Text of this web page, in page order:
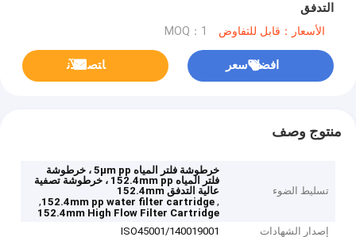
التدفق
الأسعار：قابل للتفاوض MOQ：1
افضل سعر ﺎﺘﺼﻟ ﺍﻶﻧ
منتوج وصف
تسليط الضوء
خرطوشة فلتر المياه 5μm pp ، خرطوشة
فلتر المياه 152.4mm pp ، خرطوشة تصفية
عالية التدفق 152.4mm
,
152.4mm pp water filter cartridge
,
152.4mm High Flow Filter Cartridge
إصدار الشهادات
ISO45001/140019001